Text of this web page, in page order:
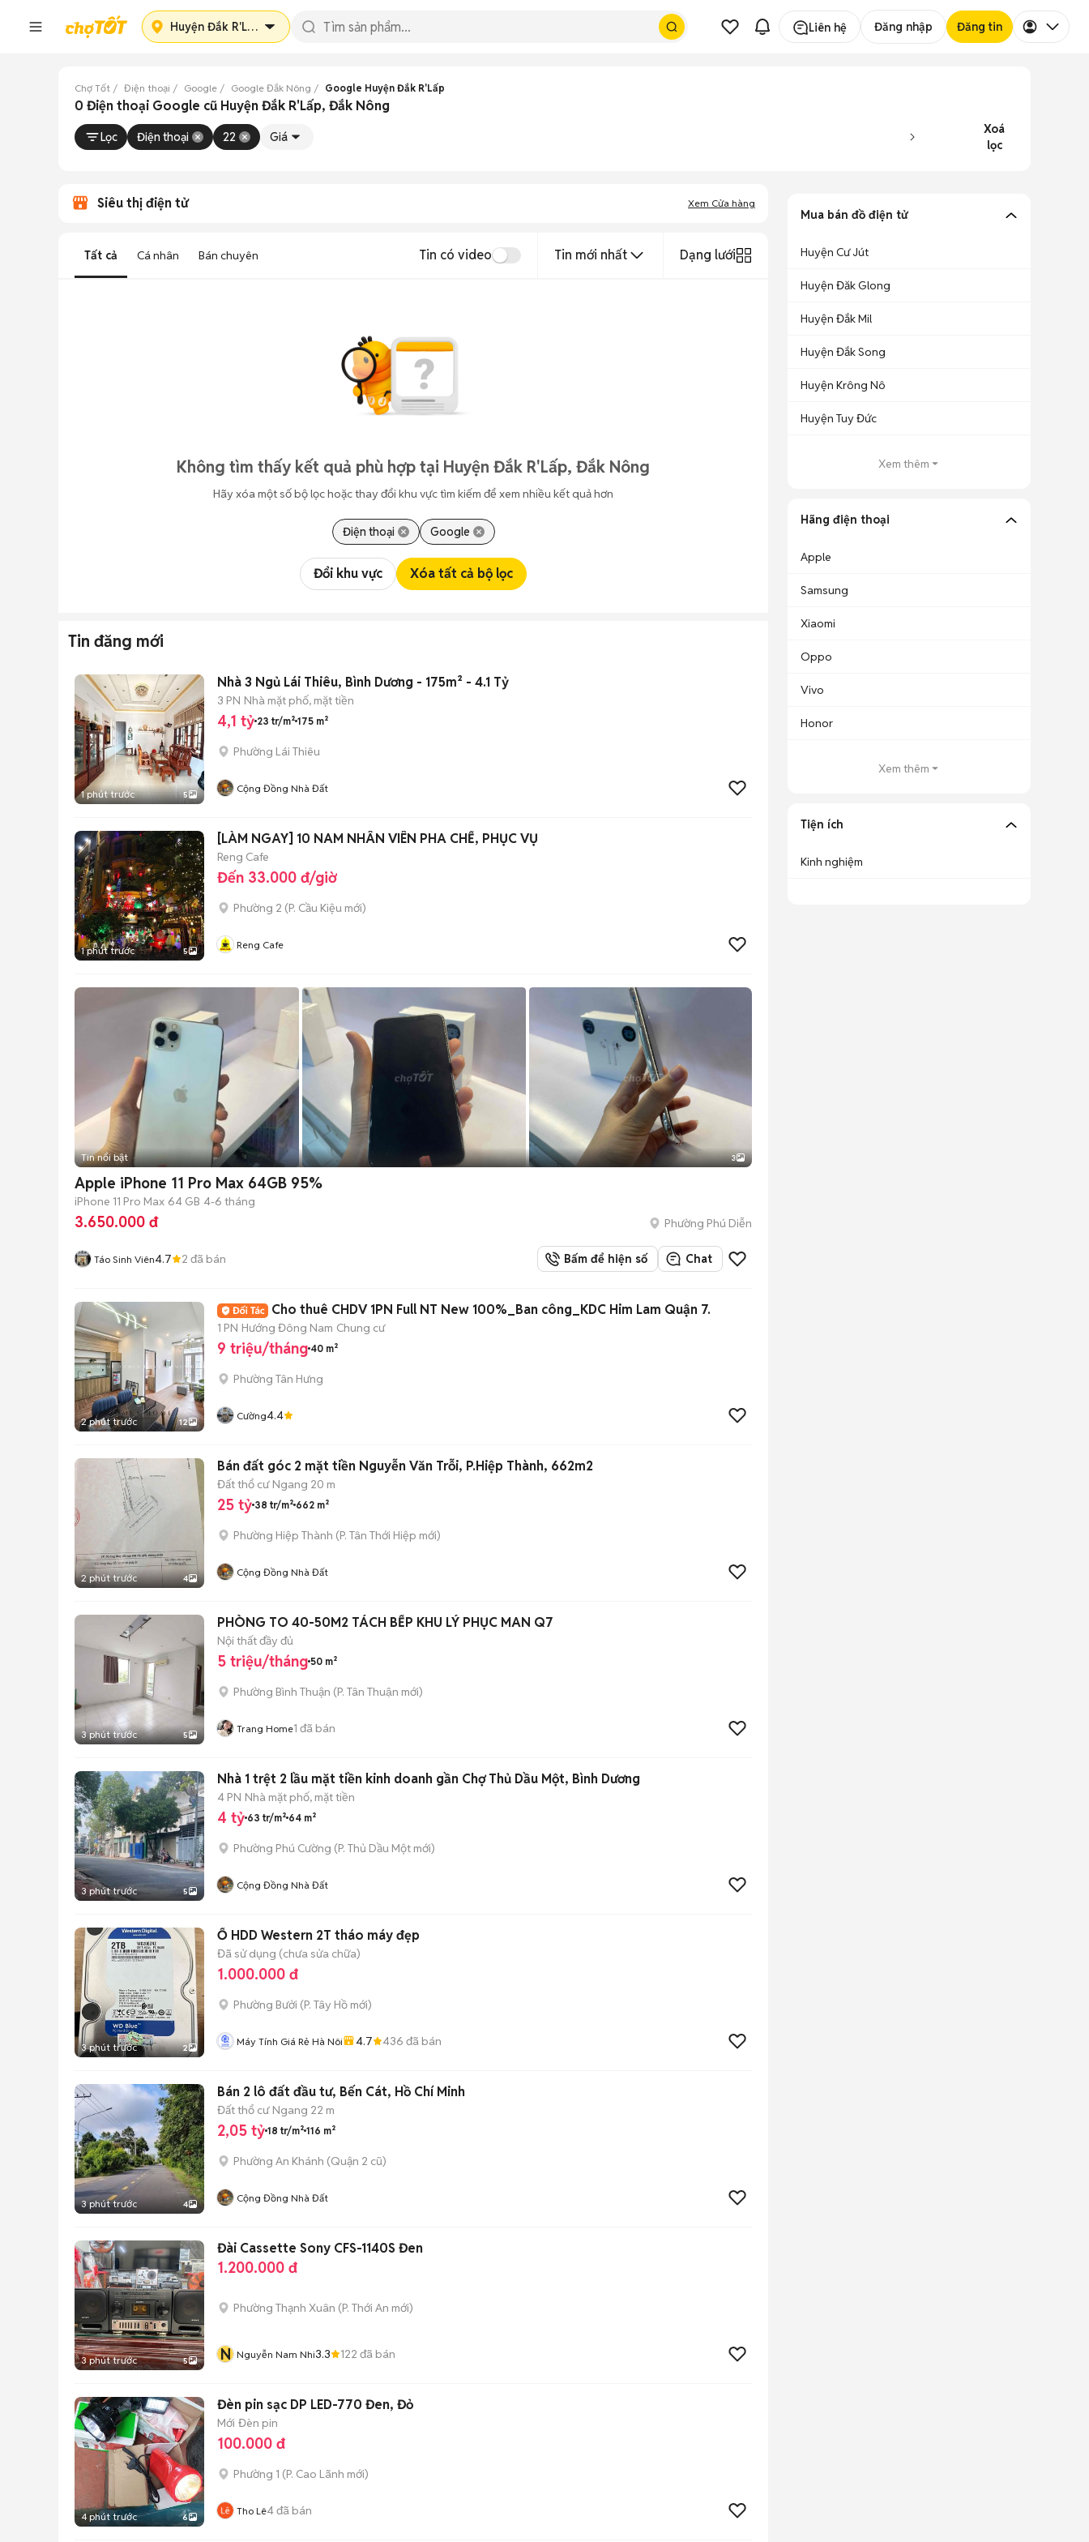
Huyện Đắk R'Lấp Liên hệ Đăng nhập Đăng tin
Chợ Tốt Điện thoại Google Google Đắk Nông Google Huyện Đắk R'Lấp
0 Điện thoại Google cũ Huyện Đắk R'Lấp, Đắk Nông
Lọc Điện thoại 22 Giá
Xoá
lọc
Siêu thị điện tử Xem Cửa hàng
Tất cả Cá nhân Bán chuyên Tin có video Tin mới nhất Dạng lưới
Không tìm thấy kết quả phù hợp tại Huyện Đắk R'Lấp, Đắk Nông
Hãy xóa một số bộ lọc hoặc thay đổi khu vực tìm kiếm để xem nhiều kết quả hơn
Điện thoại Google
Đổi khu vực Xóa tất cả bộ lọc
Tin đăng mới
1 phút trước 5
Nhà 3 Ngủ Lái Thiêu, Bình Dương - 175m² - 4.1 Tỷ
3 PN Nhà mặt phố, mặt tiền
4,1 tỷ 23 tr/m² 175 m²
Phường Lái Thiêu
Cộng Đồng Nhà Đất
1 phút trước 5
[LÀM NGAY] 10 NAM NHÂN VIÊN PHA CHẾ, PHỤC VỤ
Reng Cafe
Đến 33.000 đ/giờ
Phường 2 (P. Cầu Kiệu mới)
Reng Cafe
Tin nổi bật 3
Apple iPhone 11 Pro Max 64GB 95%
iPhone 11 Pro Max 64 GB 4-6 tháng
3.650.000 đ Phường Phú Diễn
Táo Sinh Viên4.7 2 đã bán Bấm để hiện số Chat
2 phút trước 12
Cho thuê CHDV 1PN Full NT New 100%_Ban công_KDC Him Lam Quận 7.
1 PN Hướng Đông Nam Chung cư
9 triệu/tháng 40 m²
Phường Tân Hưng
Cường4.4
2 phút trước 4
Bán đất góc 2 mặt tiền Nguyễn Văn Trỗi, P.Hiệp Thành, 662m2
Đất thổ cư Ngang 20 m
25 tỷ 38 tr/m² 662 m²
Phường Hiệp Thành (P. Tân Thới Hiệp mới)
Cộng Đồng Nhà Đất
3 phút trước 5
PHÒNG TO 40-50M2 TÁCH BẾP KHU LÝ PHỤC MAN Q7
Nội thất đầy đủ
5 triệu/tháng 50 m²
Phường Bình Thuận (P. Tân Thuận mới)
Trang Home1 đã bán
3 phút trước 5
Nhà 1 trệt 2 lầu mặt tiền kinh doanh gần Chợ Thủ Dầu Một, Bình Dương
4 PN Nhà mặt phố, mặt tiền
4 tỷ 63 tr/m² 64 m²
Phường Phú Cường (P. Thủ Dầu Một mới)
Cộng Đồng Nhà Đất
3 phút trước 2
Ổ HDD Western 2T tháo máy đẹp
Đã sử dụng (chưa sửa chữa)
1.000.000 đ
Phường Bưởi (P. Tây Hồ mới)
Máy Tính Giá Rẻ Hà Nôi 4.7 436 đã bán
3 phút trước 4
Bán 2 lô đất đầu tư, Bến Cát, Hồ Chí Minh
Đất thổ cư Ngang 22 m
2,05 tỷ 18 tr/m² 116 m²
Phường An Khánh (Quận 2 cũ)
Cộng Đồng Nhà Đất
3 phút trước 5
Đài Cassette Sony CFS-1140S Đen
1.200.000 đ
Phường Thạnh Xuân (P. Thới An mới)
N Nguyễn Nam Nhi3.3 122 đã bán
4 phút trước 6
Đèn pin sạc DP LED-770 Đen, Đỏ
Mới Đèn pin
100.000 đ
Phường 1 (P. Cao Lãnh mới)
Tho Lê4đã bán
Mua bán đồ điện tử
Huyện Cư Jút
Huyện Đăk Glong
Huyện Đắk Mil
Huyện Đắk Song
Huyện Krông Nô
Huyện Tuy Đức
Xem thêm
Hãng điện thoại
Apple
Samsung
Xiaomi
Oppo
Vivo
Honor
Xem thêm
Tiện ích
Kinh nghiệm